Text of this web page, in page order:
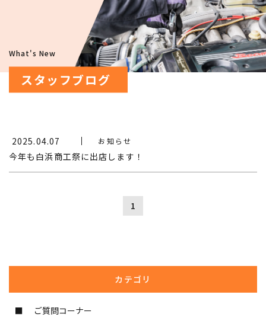
What's New
スタッフブログ
2025.04.07 お知らせ
今年も白浜商工祭に出店します！
1
カテゴリ
ご質問コーナー